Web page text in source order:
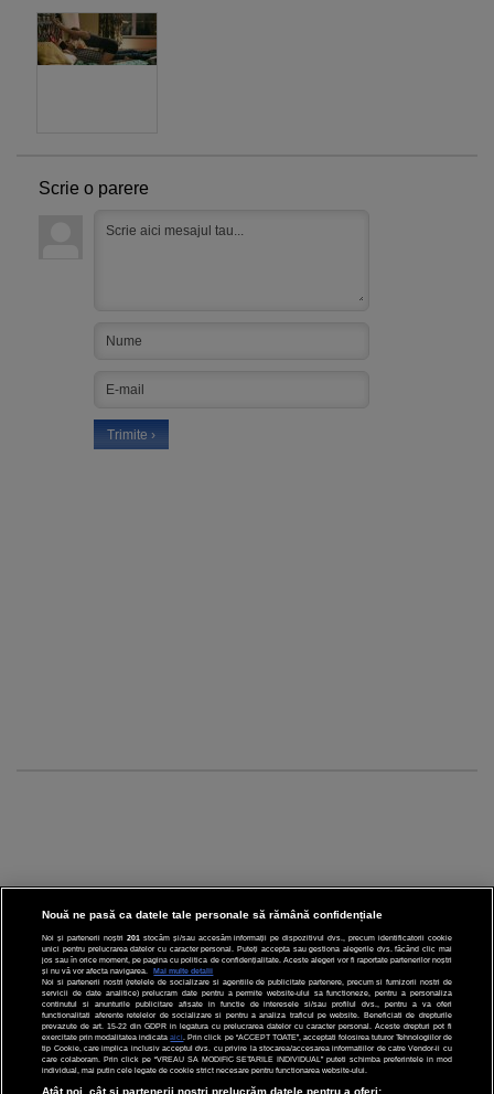
Scrie o parere
CINEMA
DIVERTISMENT
STIRI
TEHNOLOGIE
Nouă ne pasă ca datele tale personale să rămână confidențiale
Noi și partenerii noștri 201 stocăm și/sau accesăm informații pe dispozitivul dvs., precum identificatorii cookie
unici pentru prelucrarea datelor cu caracter personal. Puteți accepta sau gestiona alegerile dvs. făcând clic mai
jos sau în orice moment, pe pagina cu politica de confidențialitate. Aceste alegeri vor fi raportate partenerilor noștri
și nu vă vor afecta navigarea.
Mai multe detalii
Noi si partenerii nostri (retelele de socializare si agentiile de publicitate partenere, precum si furnizorii nostri de
servicii de date analitice) prelucram date pentru a permite website-ului sa functioneze, pentru a personaliza
continutul si anunturile publicitare afisate in functie de interesele si/sau profilul dvs., pentru a va oferi
functionalitati aferente retelelor de socializare si pentru a analiza traficul pe website. Beneficiati de drepturile
prevazute de art. 15-22 din GDPR in legatura cu prelucrarea datelor cu caracter personal. Aceste drepturi pot fi
exercitate prin modalitatea indicataaici . Prin click pe “ACCEPT TOATE”, acceptati folosirea tuturor Tehnologiilor de
tip Cookie, care implica inclusiv acceptul dvs. cu privire la stocarea/accesarea informatiilor de catre Vendor-ii cu
care colaboram. Prin click pe “VREAU SA MODIFIC SETARILE INDIVIDUAL” puteti schimba preferintele in mod
individual, mai putin cele legate de cookie strict necesare pentru functionarea website-ului.
Atât noi, cât și partenerii noștri prelucrăm datele pentru a oferi: